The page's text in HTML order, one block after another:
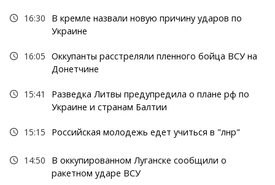
16:30
В кремле назвали новую причину ударов по
Украине
16:05 Оккупанты расстреляли пленного бойца ВСУ на
Донетчине
15:41
Разведка Литвы предупредила о плане рф по
Украине и странам Балтии
15:15 Российская молодежь едет учиться в "лнр"
14:50
В оккупированном Луганске сообщили о
ракетном ударе ВСУ